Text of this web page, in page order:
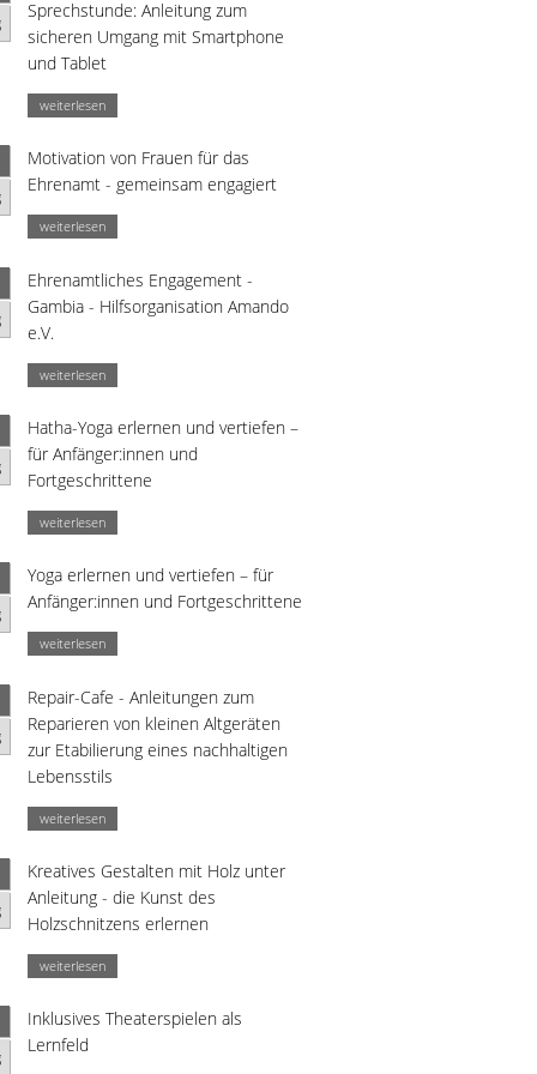
Sprechstunde: Anleitung zum
sicheren Umgang mit Smartphone
und Tablet
weiterlesen
Motivation von Frauen für das
Ehrenamt - gemeinsam engagiert
weiterlesen
Ehrenamtliches Engagement -
Gambia - Hilfsorganisation Amando
e.V.
weiterlesen
Hatha-Yoga erlernen und vertiefen –
für Anfänger:innen und
Fortgeschrittene
weiterlesen
Yoga erlernen und vertiefen – für
Anfänger:innen und Fortgeschrittene
weiterlesen
Repair-Cafe - Anleitungen zum
Reparieren von kleinen Altgeräten
zur Etabilierung eines nachhaltigen
Lebensstils
weiterlesen
Kreatives Gestalten mit Holz unter
Anleitung - die Kunst des
Holzschnitzens erlernen
weiterlesen
Inklusives Theaterspielen als
Lernfeld